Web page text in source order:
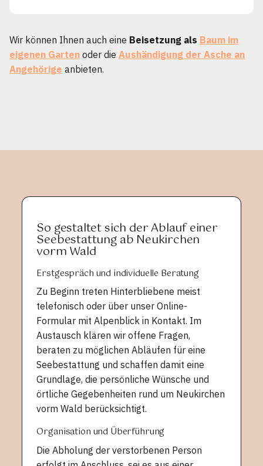
Wir können Ihnen auch eine Beisetzung als Baum im
eigenen Garten oder die Aushändigung der Asche an
Angehörige anbieten.
So gestaltet sich der Ablauf einer
Seebestattung ab Neukirchen
vorm Wald
Erstgespräch und individuelle Beratung
Zu Beginn treten Hinterbliebene meist
telefonisch oder über unser Online-
Formular mit Alpenblick in Kontakt. Im
Austausch klären wir offene Fragen,
beraten zu möglichen Abläufen für eine
Seebestattung und schaffen damit eine
Grundlage, die persönliche Wünsche und
örtliche Gegebenheiten rund um Neukirchen
vorm Wald berücksichtigt.
Organisation und Überführung
Die Abholung der verstorbenen Person